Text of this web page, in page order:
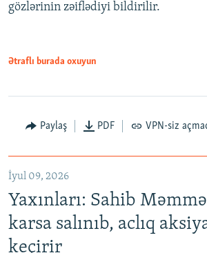
gözlərinin zəiflədiyi bildirilir.
Ətraflı burada oxuyun
Paylaş PDF VPN-siz
İyul 09, 2026
Yaxınları: Sahib
karsa salınıb, aclıq
keçirir